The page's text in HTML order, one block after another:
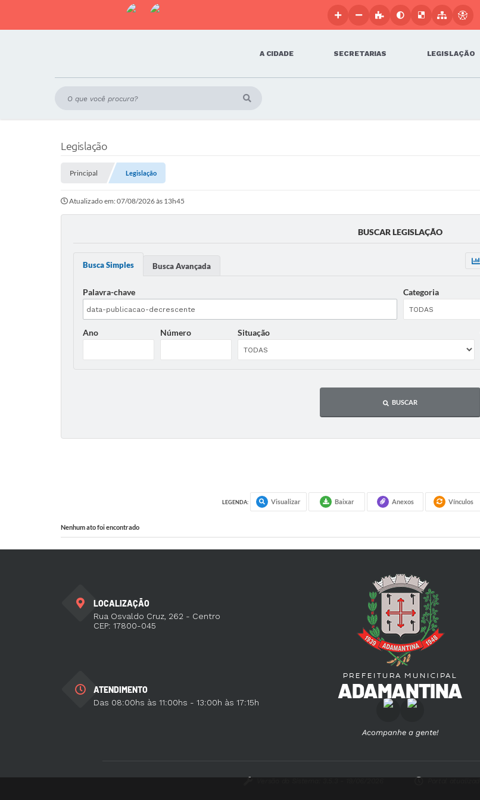
A CIDADE SECRETARIAS LEGISLAÇÃO
Legislação
Principal Legislação
Atualizado em: 07/08/2026 às 13h45
BUSCAR LEGISLAÇÃO
Busca Simples Busca Avançada
Palavra-chave Categoria
Ano Número Situação
BUSCAR
LEGENDA: Visualizar Baixar Anexos Vínculos
Nenhum ato foi encontrado
Acompanhe a gente!
LOCALIZAÇÃO
Rua Osvaldo Cruz, 262 - Centro
CEP: 17800-045
ATENDIMENTO
Das 08:00hs às 11:00hs - 13:00h às 17:15h